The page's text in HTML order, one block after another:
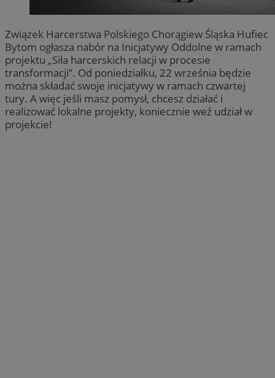
Związek Harcerstwa Polskiego Chorągiew Śląska Hufiec
Bytom ogłasza nabór na Inicjatywy Oddolne w ramach
projektu „Siła harcerskich relacji w procesie
transformacji”. Od poniedziałku, 22 września będzie
można składać swoje inicjatywy w ramach czwartej
tury. A więc jeśli masz pomysł, chcesz działać i
realizować lokalne projekty, koniecznie weź udział w
projekcie!